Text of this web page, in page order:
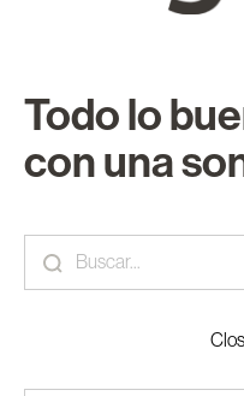
Todo lo
con una